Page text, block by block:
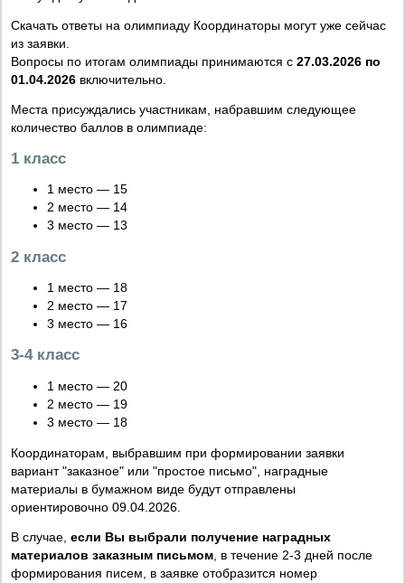
Скачать ответы на олимпиаду Координаторы могут уже сейчас
из заявки.
Вопросы по итогам олимпиады принимаются с 27.03.2026 по
01.04.2026 включительно.
Места присуждались участникам, набравшим следующее
количество баллов в олимпиаде:
1 класс
1 место — 15
2 место — 14
3 место — 13
2 класс
1 место — 18
2 место — 17
3 место — 16
3-4 класс
1 место — 20
2 место — 19
3 место — 18
Координаторам, выбравшим при формировании заявки
вариант "заказное" или "простое письмо", наградные
материалы в бумажном виде будут отправлены
ориентировочно 09.04.2026.
В случае, если Вы выбрали получение наградных
материалов заказным письмом, в течение 2-3 дней после
формирования писем, в заявке отобразится номер